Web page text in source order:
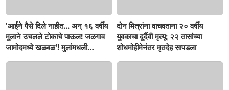
'आईने पैसे दिले नाहीत... अन् १६ वर्षीय
मुलाने उचलले टोकाचे पाऊल! जळगाव
जामोदमध्ये खळबळ'! मुलांमधली
दोन मित्रांना वाचवताना २० वर्षीय
युवकाचा दुर्दैवी मृत्यू; २२ तासांच्या
शोधमोहीमेनंतर मृतदेह सापडला